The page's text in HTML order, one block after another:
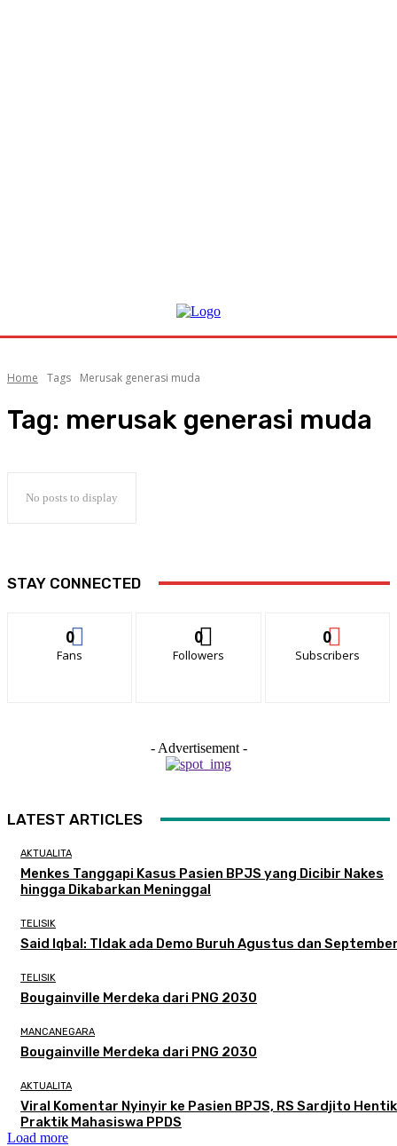
Home Tags Merusak generasi muda
Tag: merusak generasi muda
No posts to display
STAY CONNECTED
0
Fans
0
Followers
0
Subscribers
- Advertisement -
LATEST ARTICLES
AKTUALITA
Menkes Tanggapi Kasus Pasien BPJS yang Dicibir Nakes
hingga Dikabarkan Meninggal
TELISIK
Said Iqbal: TIdak ada Demo Buruh Agustus dan
TELISIK
Bougainville Merdeka dari PNG 2030
MANCANEGARA
Bougainville Merdeka dari PNG 2030
AKTUALITA
Viral Komentar Nyinyir ke Pasien BPJS, RS Sardjito
Praktik Mahasiswa PPDS
Load more